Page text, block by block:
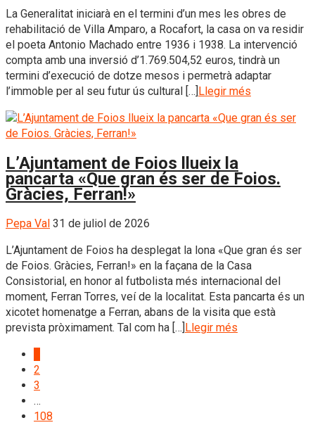
La Generalitat iniciarà en el termini d’un mes les obres de
rehabilitació de Villa Amparo, a Rocafort, la casa on va residir
el poeta Antonio Machado entre 1936 i 1938. La intervenció
compta amb una inversió d’1.769.504,52 euros, tindrà un
termini d’execució de dotze mesos i permetrà adaptar
l’immoble per al seu futur ús cultural […]Llegir més
L’Ajuntament de Foios llueix la
pancarta «Que gran és ser de Foios.
Gràcies, Ferran!»
Pepa Val 31 de juliol de 2026
L’Ajuntament de Foios ha desplegat la lona «Que gran és ser
de Foios. Gràcies, Ferran!» en la façana de la Casa
Consistorial, en honor al futbolista més internacional del
moment, Ferran Torres, veí de la localitat. Esta pancarta és un
xicotet homenatge a Ferran, abans de la visita que està
prevista pròximament. Tal com ha […]Llegir més
2
3
…
108